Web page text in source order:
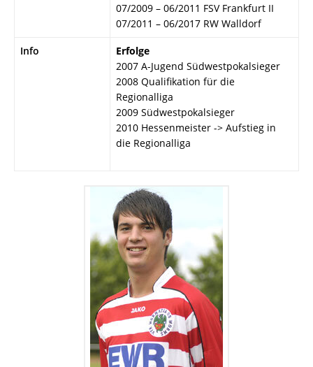
07/2009 – 06/2011 FSV Frankfurt II
07/2011 – 06/2017 RW Walldorf
Info
Erfolge
2007 A-Jugend Südwestpokalsieger
2008 Qualifikation für die
Regionalliga
2009 Südwestpokalsieger
2010 Hessenmeister -> Aufstieg in
die Regionalliga